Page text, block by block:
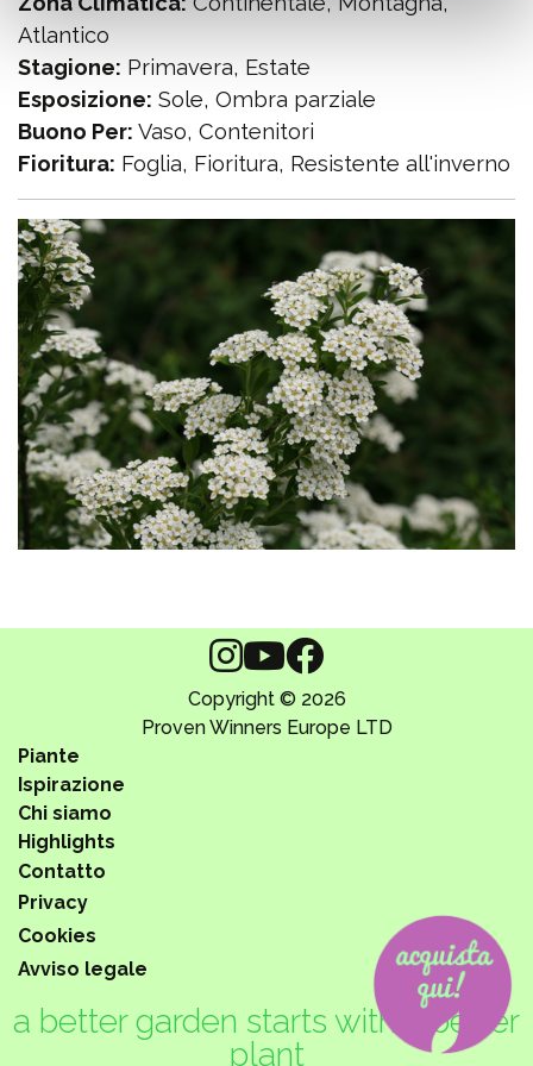
Atlantico
Stagione: Primavera, Estate
Esposizione: Sole, Ombra parziale
Buono Per: Vaso, Contenitori
Fioritura: Foglia, Fioritura, Resistente all'inverno
Copyright © 2026
Proven Winners Europe LTD
Piante
Ispirazione
Chi siamo
Privacy
Cookies
Avviso legale
Highlights
Contatto
a better garden starts with a better
plant